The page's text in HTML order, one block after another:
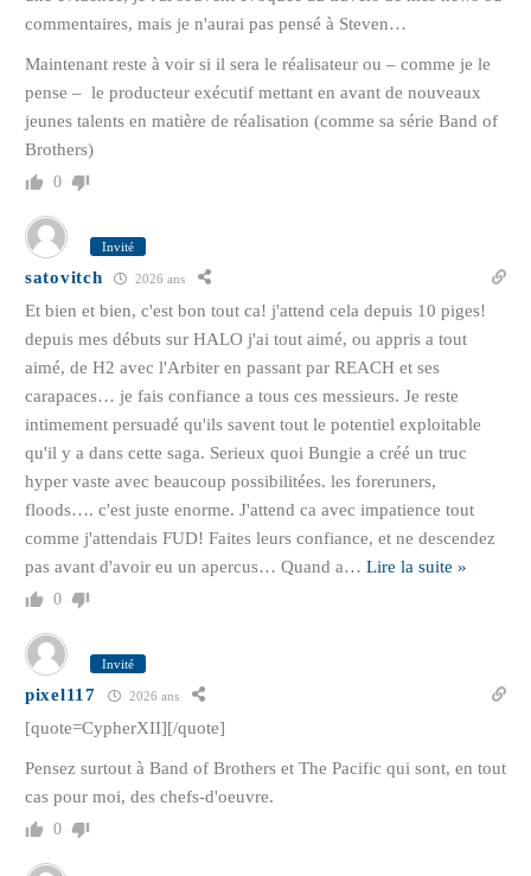
commentaires, mais je n'aurai pas pensé à Steven…
Maintenant reste à voir si il sera le réalisateur ou – comme je le
pense – le producteur exécutif mettant en avant de nouveaux
jeunes talents en matière de réalisation (comme sa série Band of
Brothers)
0
Invité
satovitch 2026 ans
Et bien et bien, c'est bon tout ca! j'attend cela depuis 10 piges!
depuis mes débuts sur HALO j'ai tout aimé, ou appris a tout
aimé, de H2 avec l'Arbiter en passant par REACH et ses
carapaces… je fais confiance a tous ces messieurs. Je reste
intimement persuadé qu'ils savent tout le potentiel exploitable
qu'il y a dans cette saga. Serieux quoi Bungie a créé un truc
hyper vaste avec beaucoup possibilitées. les foreruners,
floods…. c'est juste enorme. J'attend ca avec impatience tout
comme j'attendais FUD! Faites leurs confiance, et ne descendez
pas avant d'avoir eu un apercus… Quand a… Lire la suite »
0
Invité
pixel117 2026 ans
[quote=CypherXII][/quote]
Pensez surtout à Band of Brothers et The Pacific qui sont, en tout
cas pour moi, des chefs-d'oeuvre.
0